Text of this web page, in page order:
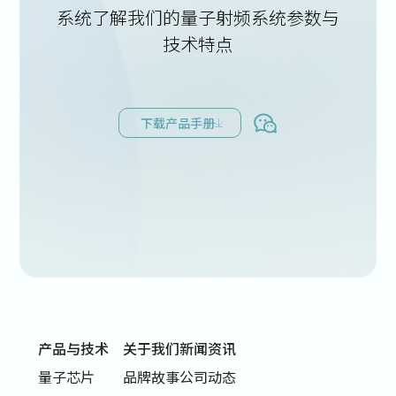
系统了解我们的量子射频系统参数与
技术特点
下载产品手册
产品与技术
量子芯片
关于我们
品牌故事
新闻资讯
公司动态